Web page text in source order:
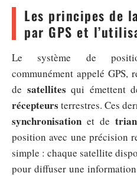
Les principes de
par GPS et
Le système de
communément appelé GPS,
de satellites qui émettent
récepteurs terrestres. Ces
synchronisation et de
position avec une précision
simple : chaque satellite
pour diffuser une